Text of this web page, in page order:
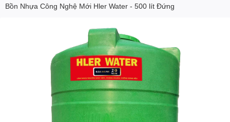
Bồn Nhựa Công Nghệ Mới Hler Water - 500 lít Đứng